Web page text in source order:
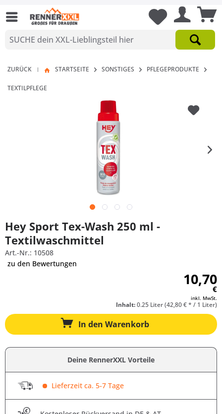
ZURÜCK | STARTSEITE SONSTIGES PFLEGEPRODUKTE
TEXTILPFLEGE
Hey Sport Tex-Wash 250 ml -
Textilwaschmittel
Art.-Nr.: 10508
zu den Bewertungen
10,70
€
inkl. MwSt.
Inhalt:0.25 Liter (42,80 € * / 1 Liter)
In den Warenkorb
Deine RennerXXL Vorteile
Lieferzeit ca. 5-7 Tage